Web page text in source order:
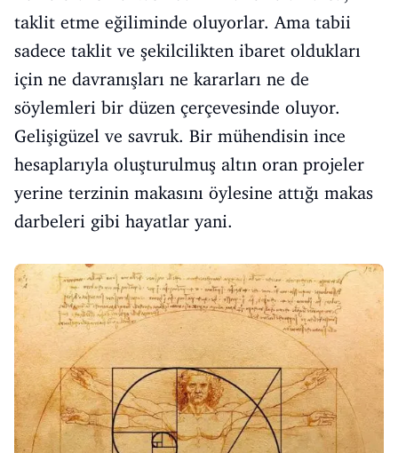
taklit etme eğiliminde oluyorlar. Ama tabii
sadece taklit ve şekilcilikten ibaret oldukları
için ne davranışları ne kararları ne de
söylemleri bir düzen çerçevesinde oluyor.
Gelişigüzel ve savruk. Bir mühendisin ince
hesaplarıyla oluşturulmuş altın oran projeler
yerine terzinin makasını öylesine attığı makas
darbeleri gibi hayatlar yani.